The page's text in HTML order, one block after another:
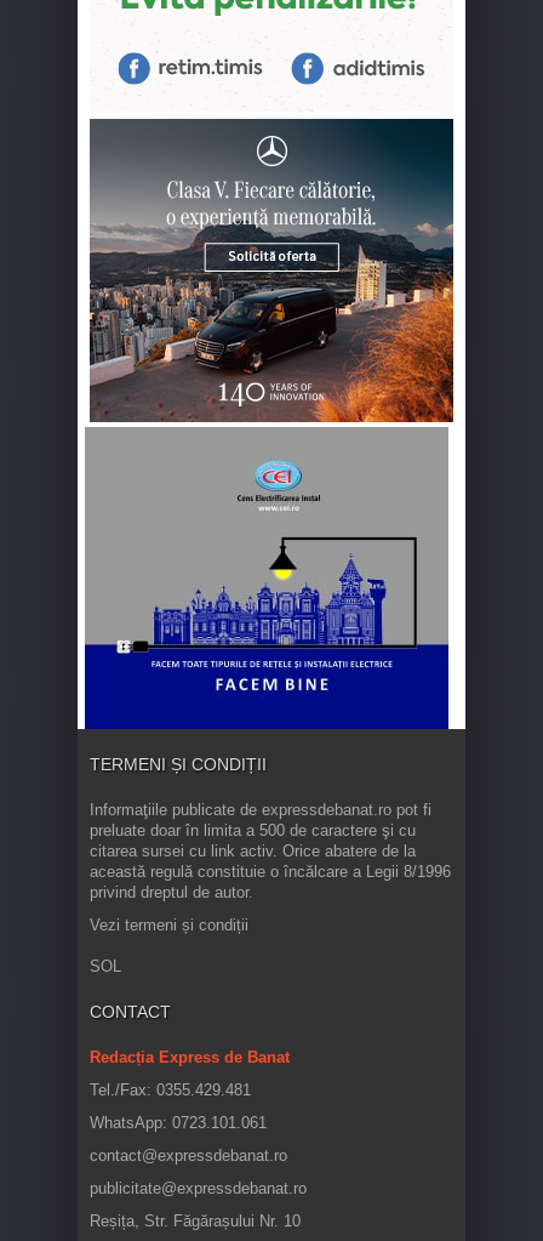
TERMENI ȘI CONDIȚII
Informaţiile publicate de expressdebanat.ro pot fi
preluate doar în limita a 500 de caractere şi cu
citarea sursei cu link activ. Orice abatere de la
această regulă constituie o încălcare a Legii 8/1996
privind dreptul de autor.
Vezi termeni și condiții
SOL
CONTACT
Redacția Express de Banat
Tel./Fax: 0355.429.481
WhatsApp: 0723.101.061
contact@expressdebanat.ro
publicitate@expressdebanat.ro
Reșița, Str. Făgărașului Nr. 10